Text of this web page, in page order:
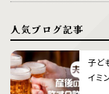
人気ブログ記事
子ど
イミ